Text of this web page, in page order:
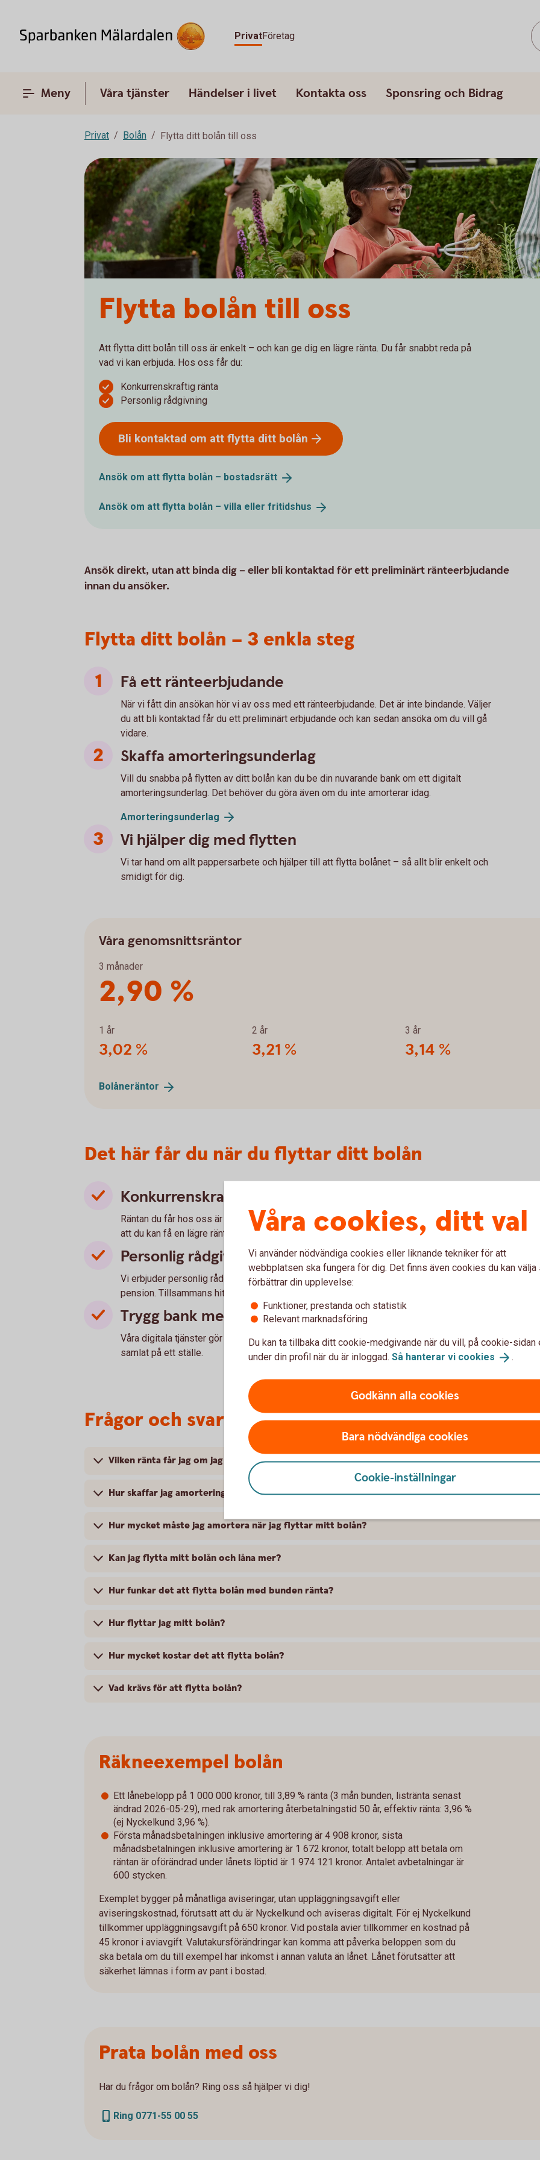
PrivatFöretag
Meny Våra tjänster Händelser i livet Kontakta oss Sponsring och Bidrag
Privat Bolån Flytta ditt bolån till oss
Flytta bolån till oss
Att flytta ditt bolån till oss är enkelt – och kan ge dig en lägre ränta. Du får snabbt reda på
vad vi kan erbjuda. Hos oss får du:
Konkurrenskraftig ränta
Personlig rådgivning
Bli kontaktad om att flytta ditt bolån
Ansök om att flytta bolån – bostadsrätt
Ansök om att flytta bolån – villa eller fritidshus
Ansök direkt, utan att binda dig – eller bli kontaktad för ett preliminärt ränteerbjudande
innan du ansöker.
Flytta ditt bolån – 3 enkla steg
Få ett ränteerbjudande
När vi fått din ansökan hör vi av oss med ett ränteerbjudande. Det är inte bindande. Väljer
du att bli kontaktad får du ett preliminärt erbjudande och kan sedan ansöka om du vill gå
vidare.
Skaffa amorteringsunderlag
Vill du snabba på flytten av ditt bolån kan du be din nuvarande bank om ett digitalt
amorteringsunderlag. Det behöver du göra även om du inte amorterar idag.
Amorteringsunderlag
Vi hjälper dig med flytten
Vi tar hand om allt pappersarbete och hjälper till att flytta bolånet – så allt blir enkelt och
smidigt för dig.
Våra genomsnittsräntor
3 månader
2,90 %
1 år
3,02 %
2 år
3,21 %
3 år
3,14 %
Bolåneräntor
Det här får du när du flyttar ditt bolån
Konkurrenskraftig ränta
Räntan du får hos oss är alltid personlig. Vi gör en individuell bedömning, vilket innebär
att du kan få en lägre ränta än våra ordinarie boräntor.
Personlig rådgivning
Vi erbjuder personlig rådgivning för hela din ekonomi – från sparande och försäkringar till
pension. Tillsammans hittar vi lösningar som passar dina behov och drömmar.
Trygg bank med smarta tjänster
Våra digitala tjänster gör vardagen enklare och ger dig koll på hela din ekonomi – allt
samlat på ett ställe.
Frågor och svar om att flytta bolån
Vilken ränta får jag om jag flyttar mitt bolån?
Hur skaffar jag amorteringsunderlag?
Hur mycket måste jag amortera när jag flyttar mitt bolån?
Kan jag flytta mitt bolån och låna mer?
Hur funkar det att flytta bolån med bunden ränta?
Hur flyttar jag mitt bolån?
Hur mycket kostar det att flytta bolån?
Vad krävs för att flytta bolån?
Räkneexempel bolån
Ett lånebelopp på 1 000 000 kronor, till 3,89 % ränta (3 mån bunden, listränta senast
ändrad 2026-05-29), med rak amortering återbetalningstid 50 år, effektiv ränta: 3,96 %
(ej Nyckelkund 3,96 %).
Första månadsbetalningen inklusive amortering är 4 908 kronor, sista
månadsbetalningen inklusive amortering är 1 672 kronor, totalt belopp att betala om
räntan är oförändrad under lånets löptid är 1 974 121 kronor. Antalet avbetalningar är
600 stycken.
Exemplet bygger på månatliga aviseringar, utan uppläggningsavgift eller
aviseringskostnad, förutsatt att du är Nyckelkund och aviseras digitalt. För ej Nyckelkund
tillkommer uppläggningsavgift på 650 kronor. Vid postala avier tillkommer en kostnad på
45 kronor i aviavgift. Valutakursförändringar kan komma att påverka beloppen som du
ska betala om du till exempel har inkomst i annan valuta än lånet. Lånet förutsätter att
säkerhet lämnas i form av pant i bostad.
Prata bolån med oss
Har du frågor om bolån? Ring oss så hjälper vi dig!
Ring 0771-55 00 55
Våra cookies, ditt val
Vi använder nödvändiga cookies eller liknande tekniker för att
webbplatsen ska fungera för dig. Det finns även cookies du kan välja
förbättrar din upplevelse:
Funktioner, prestanda och statistik
Relevant marknadsföring
Du kan ta tillbaka ditt cookie-medgivande när du vill, på cookie-sidan
under din profil när du är inloggad. Så hanterar vi cookies .
Godkänn alla cookies
Bara nödvändiga cookies
Cookie-inställningar